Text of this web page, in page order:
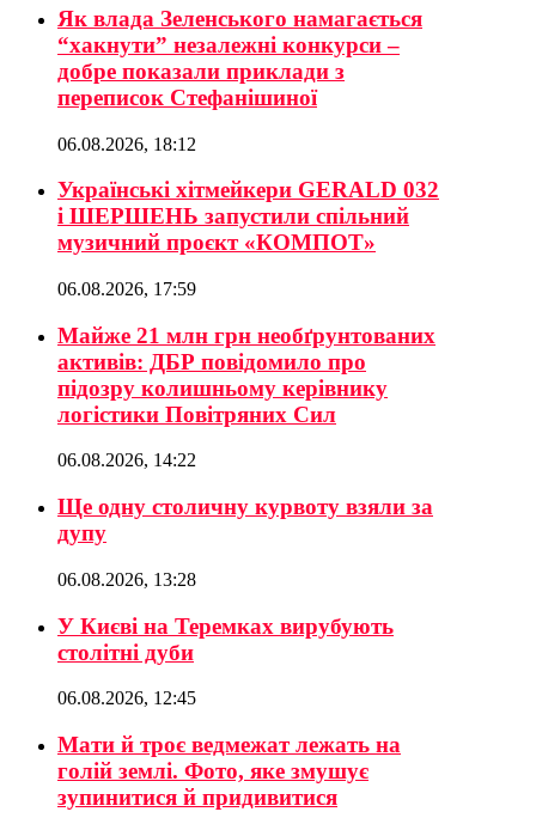
Як влада Зеленського намагається
“хакнути” незалежні конкурси –
добре показали приклади з
переписок Стефанішиної
06.08.2026, 18:12
Українські хітмейкери GERALD 032
і ШЕРШЕНЬ запустили спільний
музичний проєкт «КОМПОТ»
06.08.2026, 17:59
Майже 21 млн грн необґрунтованих
активів: ДБР повідомило про
підозру колишньому керівнику
логістики Повітряних Сил
06.08.2026, 14:22
Ще одну столичну курвоту взяли за
дупу
06.08.2026, 13:28
У Києві на Теремках вирубують
столітні дуби
06.08.2026, 12:45
Мати й троє ведмежат лежать на
голій землі. Фото, яке змушує
зупинитися й придивитися